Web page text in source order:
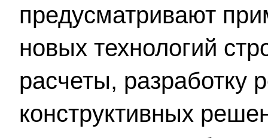
предусматривают
новых технологий
расчеты, разработку
конструктивных